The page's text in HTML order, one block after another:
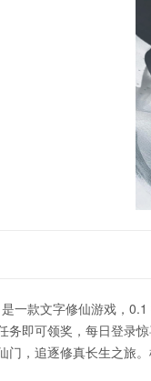
一款文字修仙游戏，
务即可领奖，每日登录
，追逐修真长生之旅